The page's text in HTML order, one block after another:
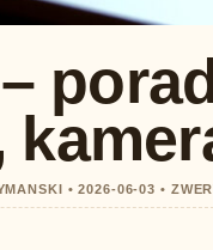
• 2026-06-03 •